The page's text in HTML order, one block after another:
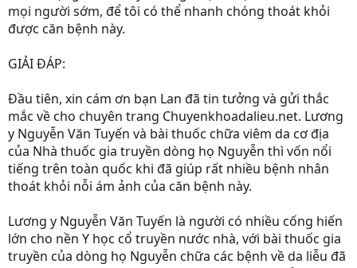
mọi người sớm, để tôi có thể nhanh chóng thoát khỏi
được căn bệnh này.
GIẢI ĐÁP:
Đầu tiên, xin cám ơn bạn Lan đã tin tưởng và gửi thắc
mắc về cho chuyên trang Chuyenkhoadalieu.net. Lương
y Nguyễn Văn Tuyến và bài thuốc chữa viêm da cơ địa
của Nhà thuốc gia truyền dòng họ Nguyễn thì vốn nổi
tiếng trên toàn quốc khi đã giúp rất nhiều bệnh nhân
thoát khỏi nỗi ám ảnh của căn bệnh này.
Lương y Nguyễn Văn Tuyến là người có nhiều cống hiến
lớn cho nền Y học cổ truyền nước nhà, với bài thuốc gia
truyền của dòng họ Nguyễn chữa các bệnh về da liễu đã